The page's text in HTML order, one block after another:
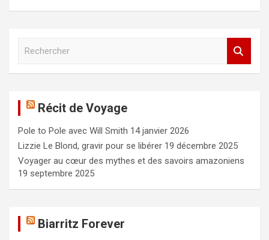
c
h
e
r
Récit de Voyage
Pole to Pole avec Will Smith 14 janvier 2026
Lizzie Le Blond, gravir pour se libérer 19 décembre 2025
Voyager au cœur des mythes et des savoirs amazoniens
19 septembre 2025
Biarritz Forever